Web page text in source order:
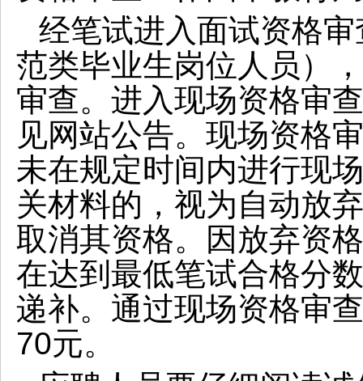
经笔试进入面试资格
范类毕业生岗位人员）
审查。进入现场资格审
见网站公告。现场资格
未在规定时间内进行现
关材料的，视为自动放
取消其资格。因放弃资
在达到最低笔试合格分
递补。通过现场资格审
70元。